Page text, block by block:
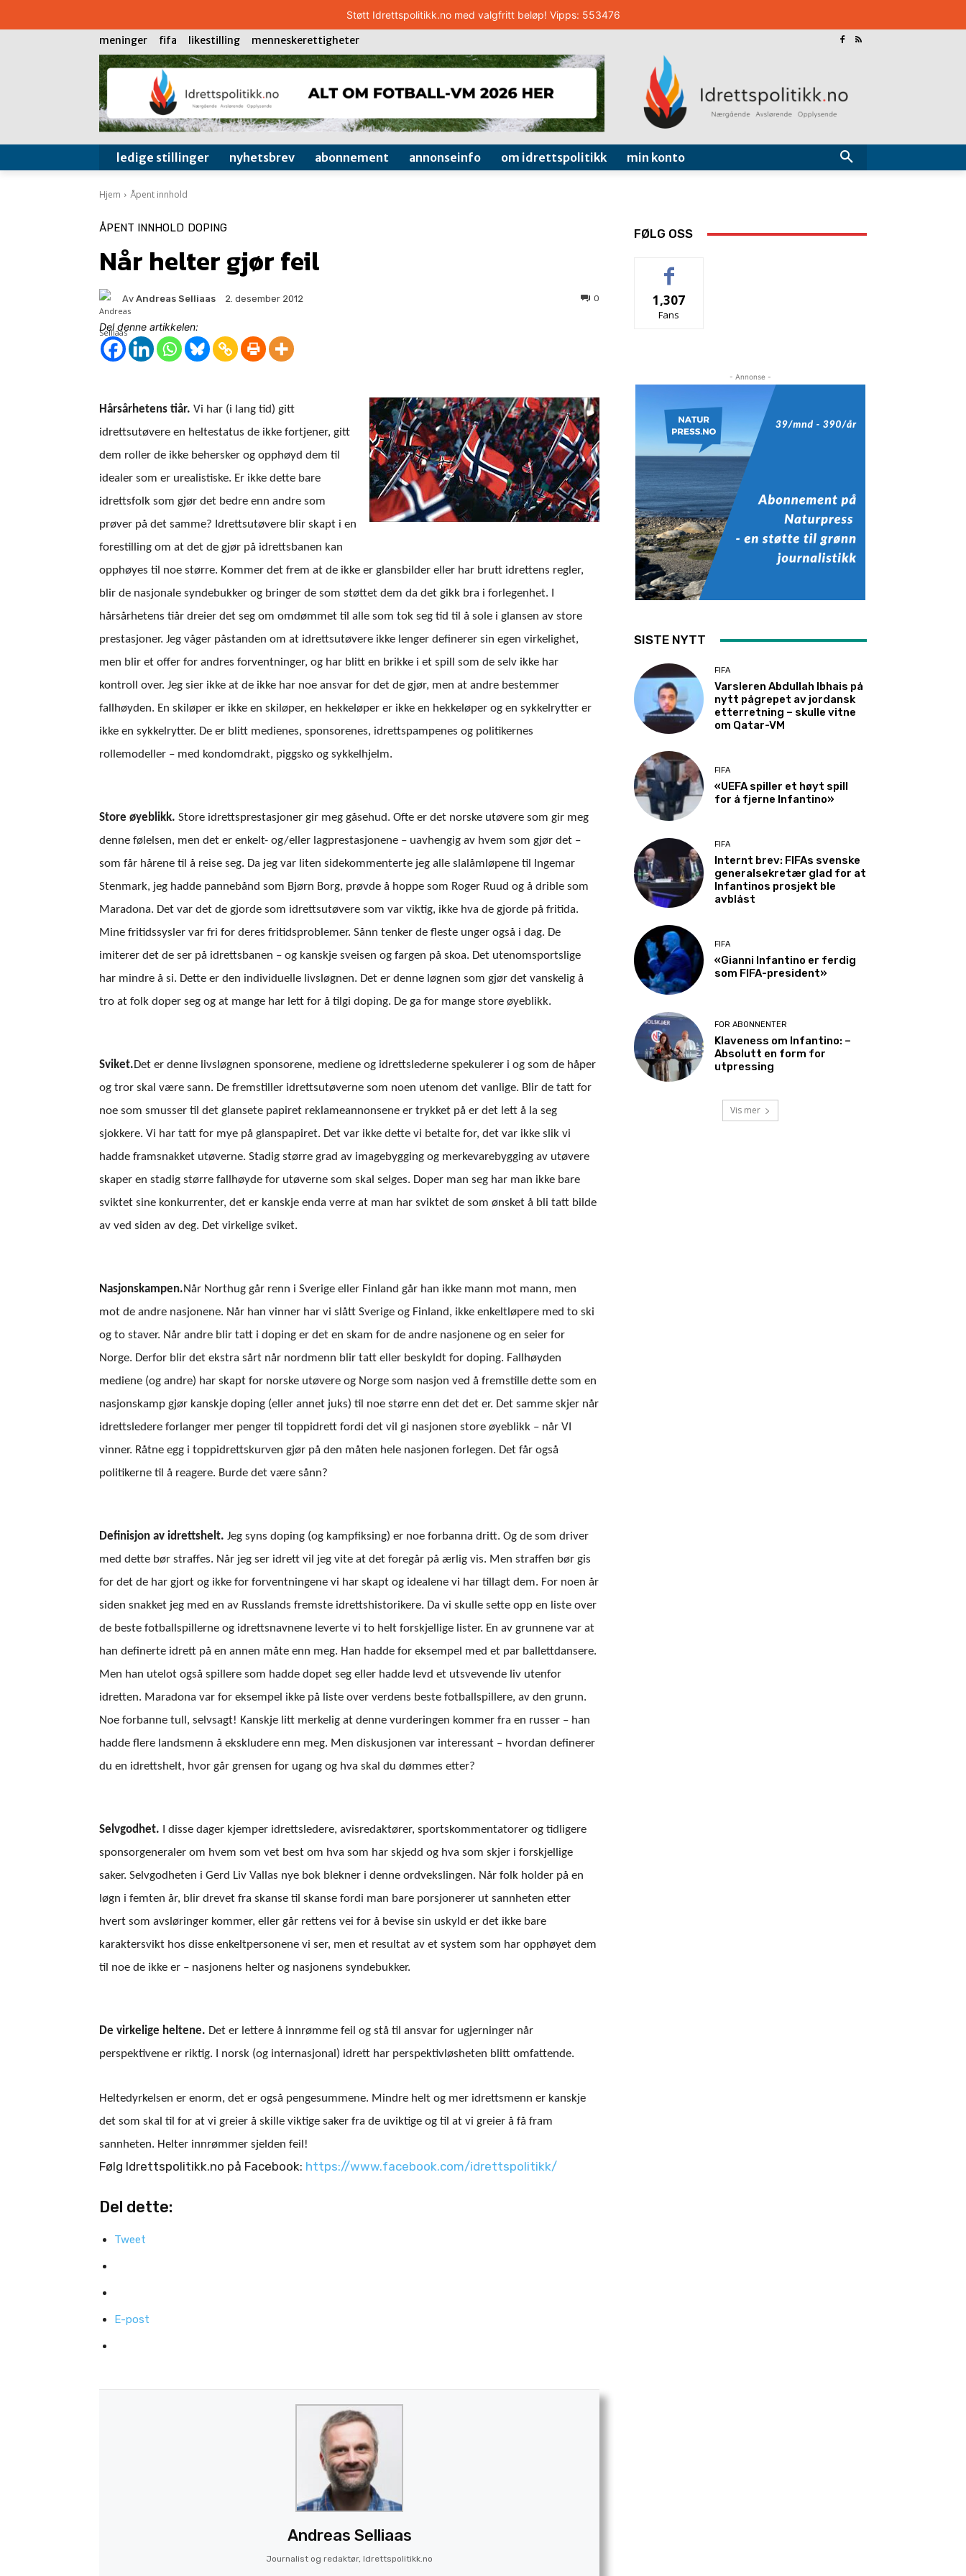
Støtt Idrettspolitikk.no med valgfritt beløp! Vipps: 553476
meninger fifa likestilling menneskerettigheter
ledige stillinger nyhetsbrev abonnement annonseinfo om idrettspolitikk min konto
Hjem Åpent innhold
ÅPENT INNHOLD DOPING
Når helter gjør feil
Av Andreas Selliaas 2. desember 2012 0
Del denne artikkelen:
Hårsårhetens tiår. Vi har (i lang tid) gitt
idrettsutøvere en heltestatus de ikke fortjener, gitt
dem roller de ikke behersker og opphøyd dem til
idealer som er urealistiske. Er ikke dette bare
idrettsfolk som gjør det bedre enn andre som
prøver på det samme? Idrettsutøvere blir skapt i en
forestilling om at det de gjør på idrettsbanen kan
opphøyes til noe større. Kommer det frem at de ikke er glansbilder eller har brutt idrettens regler,
blir de nasjonale syndebukker og bringer de som støttet dem da det gikk bra i forlegenhet. I
hårsårhetens tiår dreier det seg om omdømmet til alle som tok seg tid til å sole i glansen av store
prestasjoner. Jeg våger påstanden om at idrettsutøvere ikke lenger definerer sin egen virkelighet,
men blir et offer for andres forventninger, og har blitt en brikke i et spill som de selv ikke har
kontroll over. Jeg sier ikke at de ikke har noe ansvar for det de gjør, men at andre bestemmer
fallhøyden. En skiløper er ikke en skiløper, en hekkeløper er ikke en hekkeløper og en sykkelrytter er
ikke en sykkelrytter. De er blitt medienes, sponsorenes, idrettspampenes og politikernes
rollemodeller – med kondomdrakt, piggsko og sykkelhjelm.
Store øyeblikk. Store idrettsprestasjoner gir meg gåsehud. Ofte er det norske utøvere som gir meg
denne følelsen, men det er enkelt- og/eller lagprestasjonene – uavhengig av hvem som gjør det –
som får hårene til å reise seg. Da jeg var liten sidekommenterte jeg alle slalåmløpene til Ingemar
Stenmark, jeg hadde pannebånd som Bjørn Borg, prøvde å hoppe som Roger Ruud og å drible som
Maradona. Det var det de gjorde som idrettsutøvere som var viktig, ikke hva de gjorde på fritida.
Mine fritidssysler var fri for deres fritidsproblemer. Sånn tenker de fleste unger også i dag. De
imiterer det de ser på idrettsbanen – og kanskje sveisen og fargen på skoa. Det utenomsportslige
har mindre å si. Dette er den individuelle livsløgnen. Det er denne løgnen som gjør det vanskelig å
tro at folk doper seg og at mange har lett for å tilgi doping. De ga for mange store øyeblikk.
Sviket.Det er denne livsløgnen sponsorene, mediene og idrettslederne spekulerer i og som de håper
og tror skal være sann. De fremstiller idrettsutøverne som noen utenom det vanlige. Blir de tatt for
noe som smusser til det glansete papiret reklameannonsene er trykket på er det lett å la seg
sjokkere. Vi har tatt for mye på glanspapiret. Det var ikke dette vi betalte for, det var ikke slik vi
hadde framsnakket utøverne. Stadig større grad av imagebygging og merkevarebygging av utøvere
skaper en stadig større fallhøyde for utøverne som skal selges. Doper man seg har man ikke bare
sviktet sine konkurrenter, det er kanskje enda verre at man har sviktet de som ønsket å bli tatt bilde
av ved siden av deg. Det virkelige sviket.
Nasjonskampen.Når Northug går renn i Sverige eller Finland går han ikke mann mot mann, men
mot de andre nasjonene. Når han vinner har vi slått Sverige og Finland, ikke enkeltløpere med to ski
og to staver. Når andre blir tatt i doping er det en skam for de andre nasjonene og en seier for
Norge. Derfor blir det ekstra sårt når nordmenn blir tatt eller beskyldt for doping. Fallhøyden
mediene (og andre) har skapt for norske utøvere og Norge som nasjon ved å fremstille dette som en
nasjonskamp gjør kanskje doping (eller annet juks) til noe større enn det det er. Det samme skjer når
idrettsledere forlanger mer penger til toppidrett fordi det vil gi nasjonen store øyeblikk – når VI
vinner. Råtne egg i toppidrettskurven gjør på den måten hele nasjonen forlegen. Det får også
politikerne til å reagere. Burde det være sånn?
Definisjon av idrettshelt. Jeg syns doping (og kampfiksing) er noe forbanna dritt. Og de som driver
med dette bør straffes. Når jeg ser idrett vil jeg vite at det foregår på ærlig vis. Men straffen bør gis
for det de har gjort og ikke for forventningene vi har skapt og idealene vi har tillagt dem. For noen år
siden snakket jeg med en av Russlands fremste idrettshistorikere. Da vi skulle sette opp en liste over
de beste fotballspillerne og idrettsnavnene leverte vi to helt forskjellige lister. En av grunnene var at
han definerte idrett på en annen måte enn meg. Han hadde for eksempel med et par ballettdansere.
Men han utelot også spillere som hadde dopet seg eller hadde levd et utsvevende liv utenfor
idretten. Maradona var for eksempel ikke på liste over verdens beste fotballspillere, av den grunn.
Noe forbanne tull, selvsagt! Kanskje litt merkelig at denne vurderingen kommer fra en russer – han
hadde flere landsmenn å ekskludere enn meg. Men diskusjonen var interessant – hvordan definerer
du en idrettshelt, hvor går grensen for ugang og hva skal du dømmes etter?
Selvgodhet. I disse dager kjemper idrettsledere, avisredaktører, sportskommentatorer og tidligere
sponsorgeneraler om hvem som vet best om hva som har skjedd og hva som skjer i forskjellige
saker. Selvgodheten i Gerd Liv Vallas nye bok blekner i denne ordvekslingen. Når folk holder på en
løgn i femten år, blir drevet fra skanse til skanse fordi man bare porsjonerer ut sannheten etter
hvert som avsløringer kommer, eller går rettens vei for å bevise sin uskyld er det ikke bare
karaktersvikt hos disse enkeltpersonene vi ser, men et resultat av et system som har opphøyet dem
til noe de ikke er – nasjonens helter og nasjonens syndebukker.
De virkelige heltene. Det er lettere å innrømme feil og stå til ansvar for ugjerninger når
perspektivene er riktig. I norsk (og internasjonal) idrett har perspektivløsheten blitt omfattende.
Heltedyrkelsen er enorm, det er også pengesummene. Mindre helt og mer idrettsmenn er kanskje
det som skal til for at vi greier å skille viktige saker fra de uviktige og til at vi greier å få fram
sannheten. Helter innrømmer sjelden feil!
Følg Idrettspolitikk.no på Facebook: https://www.facebook.com/idrettspolitikk/
Del dette:
Tweet
E-post
Andreas Selliaas
Journalist og redaktør, Idrettspolitikk.no
FØLG OSS
1,307
Fans
- Annonse -
SISTE NYTT
FIFA
Varsleren Abdullah Ibhais på
nytt pågrepet av jordansk
etterretning – skulle vitne
om Qatar-VM
FIFA
«UEFA spiller et høyt spill
for å fjerne Infantino»
FIFA
Internt brev: FIFAs svenske
generalsekretær glad for at
Infantinos prosjekt ble
avblåst
FIFA
«Gianni Infantino er ferdig
som FIFA-president»
FOR ABONNENTER
Klaveness om Infantino: –
Absolutt en form for
utpressing
Vis mer